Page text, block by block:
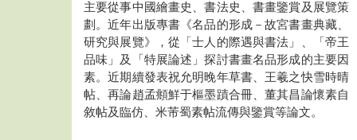
主要從事中國繪畫史、書法史、書畫鑒賞及展覽策
劃。近年出版專書《名品的形成－故宮書畫典藏、
研究與展覽》，從「士人的際遇與書法」、「帝王
品味」及「特展論述」探討書畫名品形成的主要因
素。近期續發表祝允明晚年草書、王羲之快雪時晴
帖、再論趙孟頫鮮于樞墨蹟合冊、董其昌論懷素自
敘帖及臨仿、米芾蜀素帖流傳與鑒賞等論文。